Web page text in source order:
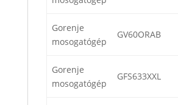
Gorenje
mosogatógép
GV60ORAB
Gorenje
mosogatógép
GFS633XXL